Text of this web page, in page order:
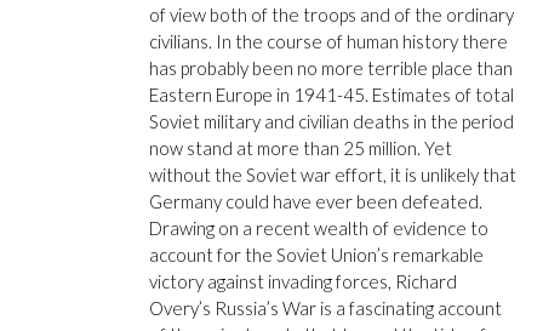
of view both of the troops and of the ordinary
civilians. In the course of human history there
has probably been no more terrible place than
Eastern Europe in 1941-45. Estimates of total
Soviet military and civilian deaths in the period
now stand at more than 25 million. Yet
without the Soviet war effort, it is unlikely that
Germany could have ever been defeated.
Drawing on a recent wealth of evidence to
account for the Soviet Union’s remarkable
victory against invading forces, Richard
Overy’s Russia’s War is a fascinating account